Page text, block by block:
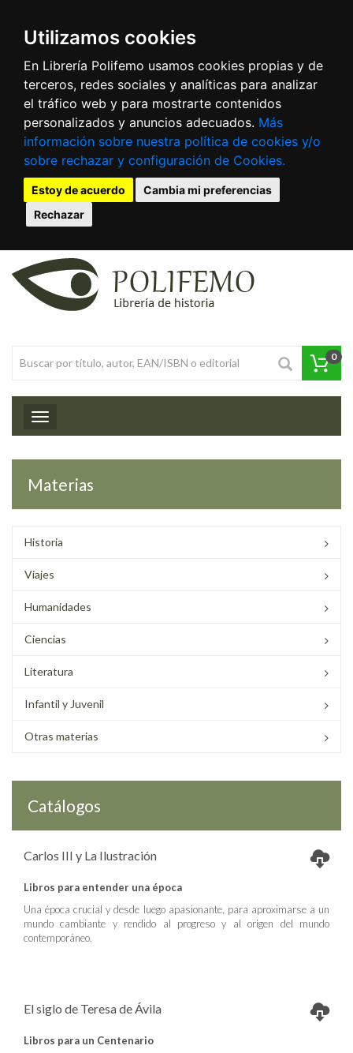
Utilizamos cookies
En Librería Polifemo usamos cookies propias y de
terceros, redes sociales y analíticas para analizar
el tráfico web y para mostrarte contenidos
personalizados y anuncios adecuados. Más
información sobre nuestra política de cookies y/o
sobre rechazar y configuración de Cookies.
Estoy de acuerdo
Cambia mi preferencias
Rechazar
0
Toggle navigation
Materias
Historia
Viajes
Humanidades
Ciencias
Literatura
Infantil y Juvenil
Otras materias
Catálogos
Carlos III y La Ilustración
Libros para entender una época
Una época crucial y desde luego apasionante, para aproximarse a un
mundo cambiante y rendido al progreso y al origen del mundo
contemporáneo.
El siglo de Teresa de Ávila
Libros para un Centenario